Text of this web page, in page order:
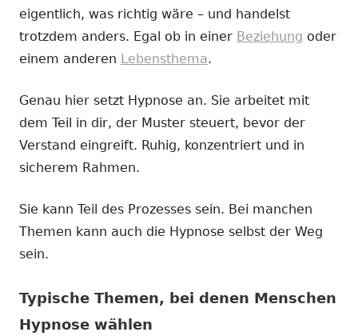
öffnen
eigentlich, was richtig wäre – und handelst
trotzdem anders. Egal ob in einer Beziehung oder
einem anderen Lebensthema.
Genau hier setzt Hypnose an. Sie arbeitet mit
dem Teil in dir, der Muster steuert, bevor der
Verstand eingreift. Ruhig, konzentriert und in
sicherem Rahmen.
Sie kann Teil des Prozesses sein. Bei manchen
Themen kann auch die Hypnose selbst der Weg
sein.
Typische Themen, bei denen Menschen
Hypnose wählen